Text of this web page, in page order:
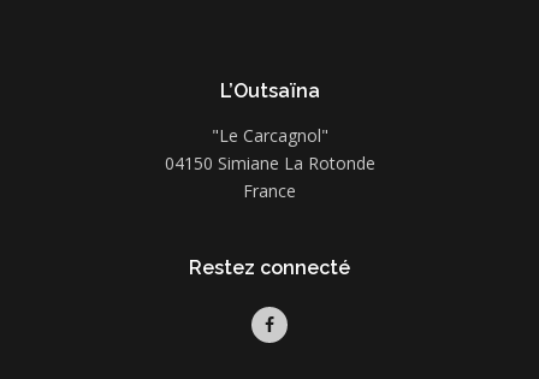
L’Outsaïna
"Le Carcagnol"
04150 Simiane La Rotonde
France
Restez connecté